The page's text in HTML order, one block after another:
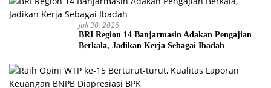
Juli 30, 2026
BRI Region 14 Banjarmasin Adakan Pengajian
Berkala, Jadikan Kerja Sebagai Ibadah